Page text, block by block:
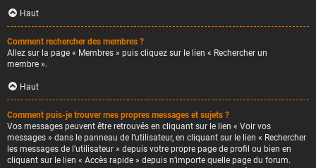
Haut
Comment rechercher des membres ?
Allez sur la page « Membres » puis cliquez sur le lien « Rechercher un
membre ».
Haut
Comment puis-je trouver mes propres messages et sujets ?
Vos messages peuvent être retrouvés en cliquant sur le lien « Voir vos
messages » dans le panneau de l’utilisateur, en cliquant sur le lien « Rechercher
les messages de l’utilisateur » depuis votre propre page de profil ou bien en
cliquant sur le lien « Accès rapide » depuis n’importe quelle page du forum.